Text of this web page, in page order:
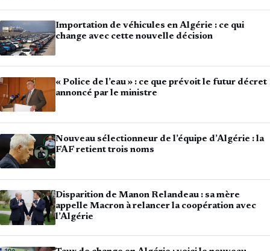
Importation de véhicules en Algérie : ce qui
change avec cette nouvelle décision
« Police de l’eau » : ce que prévoit le futur décret
annoncé par le ministre
Nouveau sélectionneur de l’équipe d’Algérie : la
FAF retient trois noms
Disparition de Manon Relandeau : sa mère
appelle Macron à relancer la coopération avec
l’Algérie